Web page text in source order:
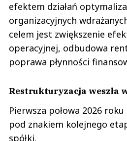
efektem działań
organizacyjnych
celem jest zwiększenie
operacyjnej, odbudowa
poprawa płynności
Restrukturyzacja weszła
Pierwsza połowa 2026 roku
pod znakiem kolejnego
spółki.